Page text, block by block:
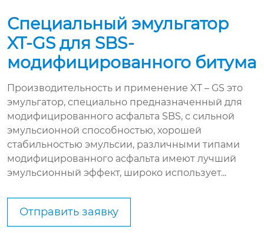
Специальный эмульгатор
XT-GS для SBS-
модифицированного битума
Производительность и применение XT – GS это
эмульгатор, специально предназначенный для
модифицированного асфальта SBS, с сильной
эмульсионной способностью, хорошей
стабильностью эмульсии, различными типами
модифицированного асфальта имеют лучший
эмульсионный эффект, широко использует...
Отправить заявку